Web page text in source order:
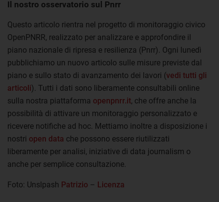
Il nostro osservatorio sul Pnrr
Questo articolo rientra nel progetto di monitoraggio civico
OpenPNRR, realizzato per analizzare e approfondire il
piano nazionale di ripresa e resilienza (Pnrr). Ogni lunedì
pubblichiamo un nuovo articolo sulle misure previste dal
piano e sullo stato di avanzamento dei lavori (vedi tutti gli
articoli). Tutti i dati sono liberamente consultabili online
sulla nostra piattaforma openpnrr.it, che offre anche la
possibilità di attivare un monitoraggio personalizzato e
ricevere notifiche ad hoc. Mettiamo inoltre a disposizione i
nostri open data che possono essere riutilizzati
liberamente per analisi, iniziative di data journalism o
anche per semplice consultazione.
Foto: Unslpash Patrizio – Licenza